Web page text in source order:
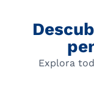
Explora